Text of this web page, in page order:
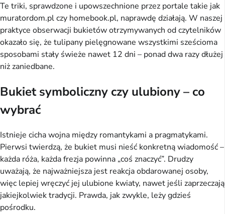
Te triki, sprawdzone i upowszechnione przez portale takie jak
muratordom.pl czy homebook.pl, naprawdę działają. W naszej
praktyce obserwacji bukietów otrzymywanych od czytelników
okazało się, że tulipany pielęgnowane wszystkimi sześcioma
sposobami stały świeże nawet 12 dni – ponad dwa razy dłużej
niż zaniedbane.
Bukiet symboliczny czy ulubiony – co
wybrać
Istnieje cicha wojna między romantykami a pragmatykami.
Pierwsi twierdzą, że bukiet musi nieść konkretną wiadomość –
każda róża, każda frezja powinna „coś znaczyć”. Drudzy
uważają, że najważniejsza jest reakcja obdarowanej osoby,
więc lepiej wręczyć jej ulubione kwiaty, nawet jeśli zaprzeczają
jakiejkolwiek tradycji. Prawda, jak zwykle, leży gdzieś
pośrodku.